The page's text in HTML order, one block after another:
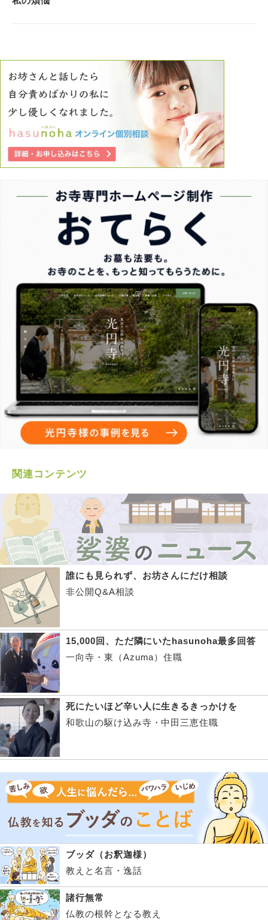
関連コンテンツ
誰にも見られず、お坊さんにだけ相談
非公開Q&A相談
15,000回、ただ隣にいたhasunoha最多回答
一向寺・東（Azuma）住職
死にたいほど辛い人に生きるきっかけを
和歌山の駆け込み寺・中田三恵住職
ブッダ（お釈迦様）
教えと名言・逸話
諸行無常
仏教の根幹となる教え